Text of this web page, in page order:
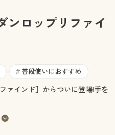
ンロップリファイ
# 普段使いにおすすめ
ァインド］からついに登場!手を